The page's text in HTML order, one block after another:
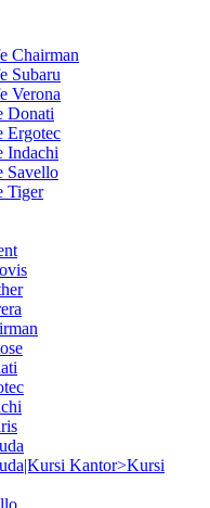
Chairman
Subaru
Verona
Donati
Ergotec
Indachi
Savello
Tiger
Kantor>Kursi